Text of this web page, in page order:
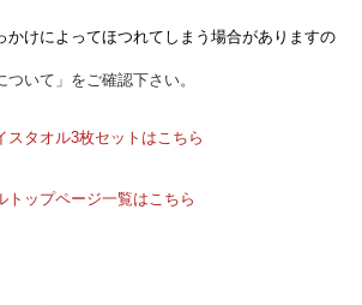
かけによってほつれてしまう場合がありますの
いて」をご確認下さい。
スタオル3枚セットはこちら
トップページ一覧はこちら